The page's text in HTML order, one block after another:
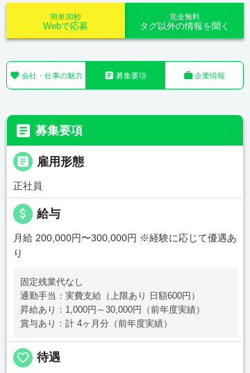
完全無料
タグ以外の情報を聞く
簡単30秒
Webで応募
 会社・仕事の魅力  募集要項 企業情報
 募集要項
 雇用形態
正社員
attach_money 給与
月給 200,000円〜300,000円 ※経験に応じて優遇あ
り
固定残業代なし
通勤手当：実費支給（上限あり 日額600円）
昇給あり：1,000円～30,000円（前年度実績）
賞与あり：計 4ヶ月分（前年度実績）
favorite_border 待遇